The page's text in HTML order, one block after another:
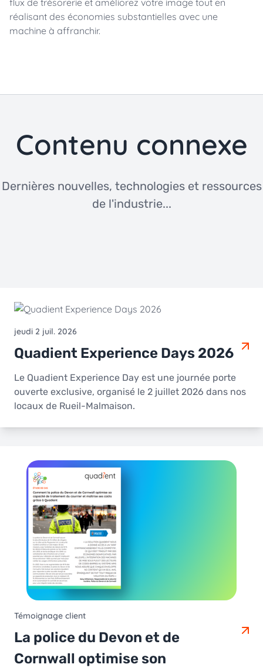
flux de trésorerie et améliorez votre image tout en
réalisant des économies substantielles avec une
machine à affranchir.
Contenu connexe
Dernières nouvelles, technologies et ressources
de l'industrie...
jeudi 2 juil. 2026
Quadient Experience Days 2026
Le Quadient Experience Day est une journée porte
ouverte exclusive, organisé le 2 juillet 2026 dans nos
locaux de Rueil-Malmaison.
Témoignage client
La police du Devon et de
Cornwall optimise son